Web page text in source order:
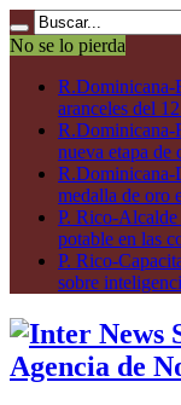
No se lo pierda
R.Dominicana-
aranceles del
R.Dominicana-
nueva etapa
R.Dominicana-
medalla de oro
P. Rico-Alcalde
potable en las
P. Rico-
sobre
Agencia de